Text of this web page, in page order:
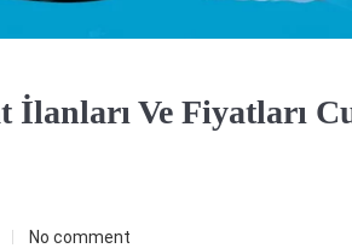
Ve Fiyatları
No comment